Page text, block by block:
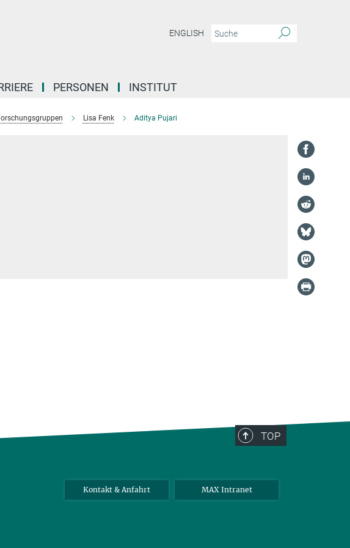
ENGLISH
PERSONEN INSTITUT
Lisa Fenk Aditya Pujari
TOP
Kontakt & Anfahrt MAX Intranet